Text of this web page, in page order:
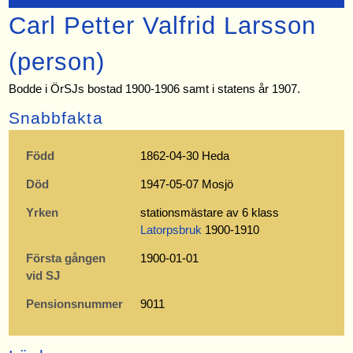
Carl Petter Valfrid Larsson
(person)
Bodde i ÖrSJs bostad 1900-1906 samt i statens år 1907.
Snabbfakta
Född 1862-04-30 Heda
Död 1947-05-07 Mosjö
Yrken
stationsmästare av 6 klass
Latorpsbruk 1900-1910
Första gången
vid SJ
1900-01-01
Pensionsnummer 9011